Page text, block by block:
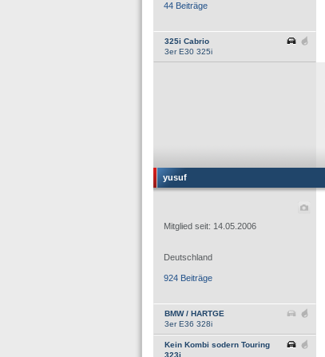
44 Beiträge
325i Cabrio
3er E30 325i
yusuf
Mitglied seit: 14.05.2006
Deutschland
924 Beiträge
BMW / HARTGE
3er E36 328i
Kein Kombi sodern Touring
323i